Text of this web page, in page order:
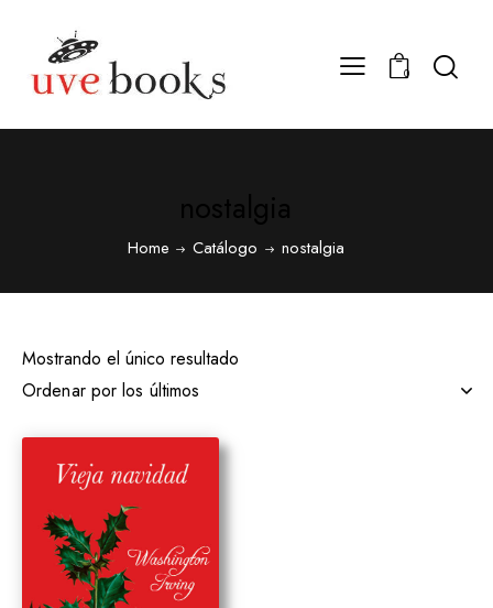
0
Home Catálogo nostalgia
Mostrando el único resultado